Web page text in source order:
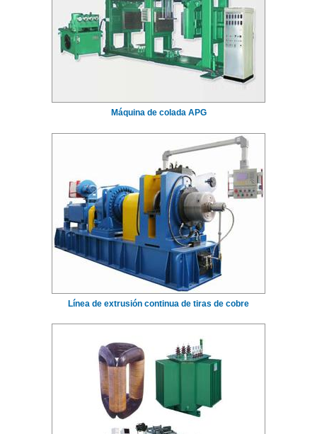
Máquina de colada APG
Línea de extrusión continua de tiras de cobre